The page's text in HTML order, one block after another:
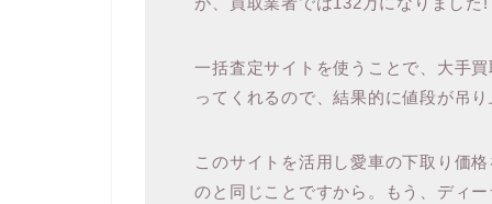
一括査定サイトを使うことで、大手
ってくれるので、結果的に値段が吊
このサイトを活用し愛車の下取り価
のと同じことですから。もう、ディ